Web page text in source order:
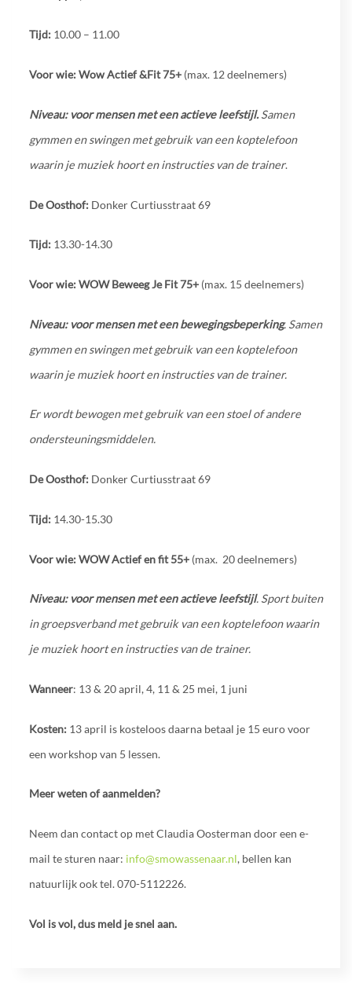
Tijd:10.00 – 11.00
Voor wie: Wow Actief &Fit 75+ (max. 12 deelnemers)
Niveau: voor mensen met een actieve leefstijl.Samen
gymmen en swingen met gebruik van een koptelefoon
waarin je muziek hoort en instructies van de trainer.
De Oosthof: Donker Curtiusstraat 69
Tijd:13.30-14.30
Voor wie: WOW Beweeg Je Fit 75+(max. 15 deelnemers)
Niveau: voor mensen met een bewegingsbeperking. Samen
gymmen en swingen met gebruik van een koptelefoon
waarin je muziek hoort en instructies van de trainer.
Er wordt bewogen met gebruik van een stoel of andere
ondersteuningsmiddelen.
De Oosthof: Donker Curtiusstraat 69
Tijd:14.30-15.30
Voor wie: WOW Actief en fit 55+(max. 20 deelnemers)
Niveau: voor mensen met een actieve leefstijl. Sport buiten
in groepsverband met gebruik van een koptelefoon waarin
je muziek hoort en instructies van de trainer.
Wanneer: 13 & 20 april, 4, 11 & 25 mei, 1 juni
Kosten:13 april is kosteloos daarna betaal je 15 euro voor
een workshop van 5 lessen.
Meer weten of aanmelden?
Neem dan contact op met Claudia Oosterman door een e-
mail te sturen naar: info@smowassenaar.nl, bellen kan
natuurlijk ook tel. 070-5112226.
Vol is vol, dus meld je snel aan.